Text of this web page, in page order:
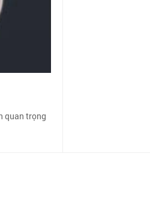
quan trọng